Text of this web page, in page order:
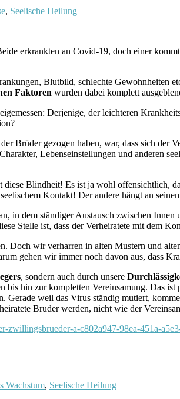
, Seelische Heilung
erkrankten an Covid-19, doch einer
Blutbild, schlechte Gewohnheiten
Faktoren wurden dabei komplett
Derjenige, der leichteren
Brüder gezogen haben, war, dass sich der
Lebenseinstellungen und anderen
Blindheit! Es ist ja wohl offensichtlich,
Kontakt! Der andere hängt an
in dem ständiger Austausch zwischen
Stelle ist, dass der Verheiratete mit dem
Doch wir verharren in alten Mustern und
gehen wir immer noch davon aus, dass
, sondern auch durch unsere
hin zur kompletten Vereinsamung. Das
Gerade weil das Virus ständig mutiert,
Bruder werden, nicht wie der
zwillingsbrueder-a-c802a947-98ea-451a-
Wachstum, Seelische Heilung